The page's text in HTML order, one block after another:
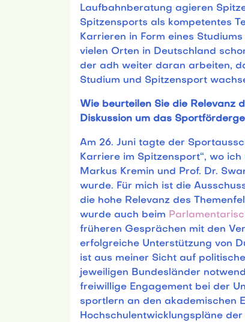
Laufbahnberatung agieren
Spitzensports als kompetentes
Karrieren in Form eines
vielen Orten in Deutschland
der adh weiter daran arbeiten,
Studium und Spitzensport
Wie beurteilen Sie die Relevanz
Diskussion um das
Am 26. Juni tagte der
Karriere im Spitzensport“, wo
Markus Kremin und Prof. Dr.
wurde. Für mich ist die
die hohe Relevanz des
wurde auch beim
früheren Gesprächen mit den
erfolgreiche Unterstützung von
ist aus meiner Sicht auf
jeweiligen Bundesländer
freiwillige Engagement bei der
sportlern an den akademischen
Hochschulentwicklungspläne